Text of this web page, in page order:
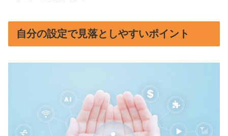
自分の設定で見落としやすいポイント